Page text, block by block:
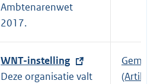
r
n
e
l
i
Ambtenarenwet
2017.
E
x
WNT-instelling
Deze organisatie valt
(Artikel